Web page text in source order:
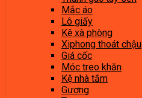
Mắc áo
Lô giấy
Kệ xà phòng
Xiphong thoát chậu
Giá cốc
Móc treo khăn
Kệ nhà tắm
Gương